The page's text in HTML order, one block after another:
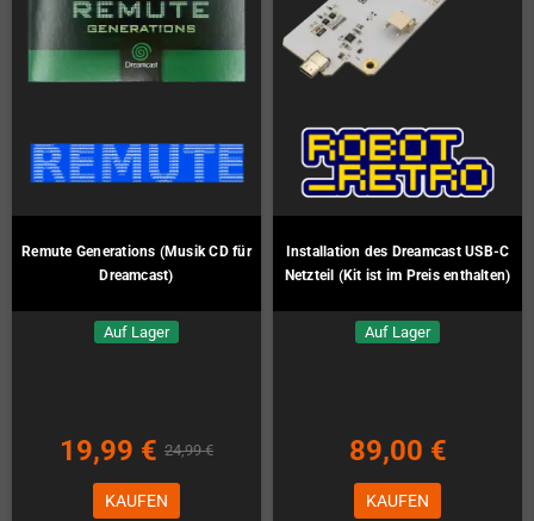
Remute Generations (Musik CD für
Dreamcast)
Auf Lager
19,99 € 24,99 €
KAUFEN
Installation des Dreamcast USB-C
Netzteil (Kit ist im Preis enthalten)
Auf Lager
89,00 €
KAUFEN